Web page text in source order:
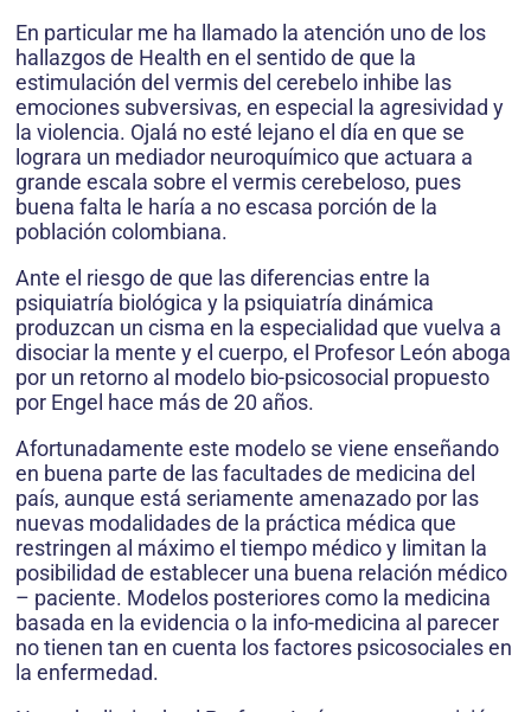
En particular me ha llamado la atención uno de los
hallazgos de Health en el sentido de que la
estimulación del vermis del cerebelo inhibe las
emociones subversivas, en especial la agresividad y
la violencia. Ojalá no esté lejano el día en que se
lograra un mediador neuroquímico que actuara a
grande escala sobre el vermis cerebeloso, pues
buena falta le haría a no escasa porción de la
población colombiana.
Ante el riesgo de que las diferencias entre la
psiquiatría biológica y la psiquiatría dinámica
produzcan un cisma en la especialidad que vuelva a
disociar la mente y el cuerpo, el Profesor León aboga
por un retorno al modelo bio-psicosocial propuesto
por Engel hace más de 20 años.
Afortunadamente este modelo se viene enseñando
en buena parte de las facultades de medicina del
país, aunque está seriamente amenazado por las
nuevas modalidades de la práctica médica que
restringen al máximo el tiempo médico y limitan la
posibilidad de establecer una buena relación médico
– paciente. Modelos posteriores como la medicina
basada en la evidencia o la info-medicina al parecer
no tienen tan en cuenta los factores psicosociales en
la enfermedad.